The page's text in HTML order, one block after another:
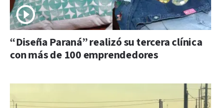
“Diseña Paraná” realizó su tercera clínica
con más de 100 emprendedores